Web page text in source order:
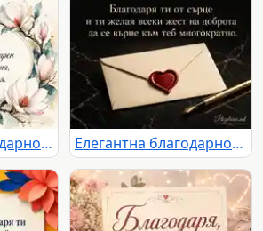
Акварелна благодарност с магнолии и елегантен български надпис Елегантна благодарност с кремав плик, червено восъчно сърце и златна писалка